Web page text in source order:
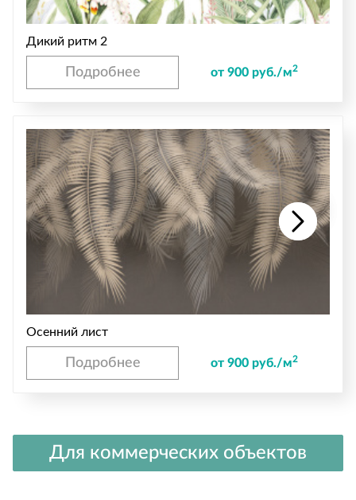
Дикий ритм 2
Подробнее от 900 руб./м2
Осенний лист
Подробнее от 900 руб./м2
Для коммерческих объектов